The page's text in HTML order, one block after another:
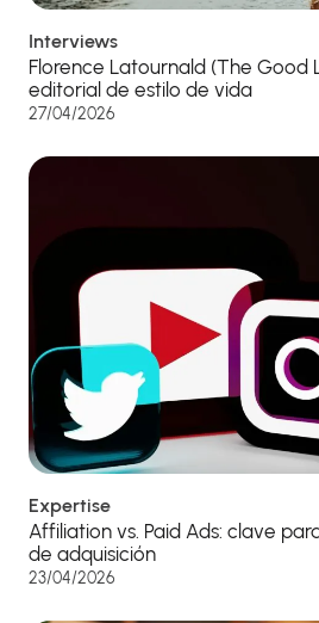
Interviews
Florence Latournald (The Good
editorial de estilo de vida
27/04/2026
Expertise
Affiliation vs. Paid Ads: clave
de adquisición
23/04/2026